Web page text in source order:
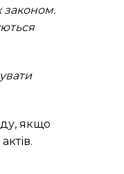
законом.
якщо